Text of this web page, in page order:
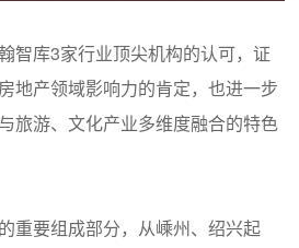
智库3家行业顶尖机构的认可，证
地产领域影响力的肯定，也进一步
旅游、文化产业多维度融合的特色
重要组成部分，从嵊州、绍兴起